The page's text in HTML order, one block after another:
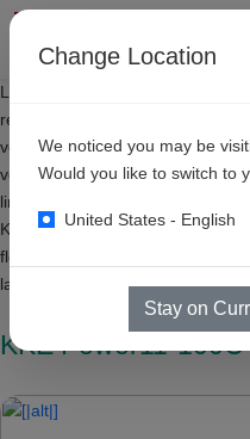
Los limpiadores de alta presión
retoque necesaria antes o
vehículos. Estas bombas
vehículos por completo. La
limpieza inmediatos. Seleccione
KKE tiene opciones de 100 bar
flexibilidad de elegir la bomba
lavado de vehículos o cualquier
KKE Power11-100C
Change Location
We noticed you may be
Would you like to switch to
United States - English
Stay on